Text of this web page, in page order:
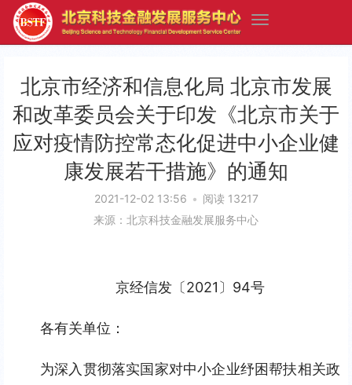
北京市经济和信息化局 北京市发展
和改革委员会关于印发《北京市关于
应对疫情防控常态化促进中小企业健
康发展若干措施》的通知
2021-12-02 13:56 • 阅读 13217
来源：北京科技金融发展服务中心
京经信发〔2021〕94号
各有关单位：
为深入贯彻落实国家对中小企业纾困帮扶相关政